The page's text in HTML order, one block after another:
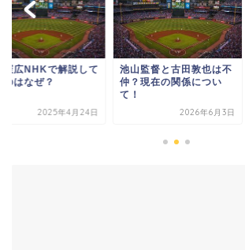
監督と古田敦也は不
現在の関係につい
2026年6月3日
金本知憲の娘は医学部に
進学？大学についても！
2026年7月11日